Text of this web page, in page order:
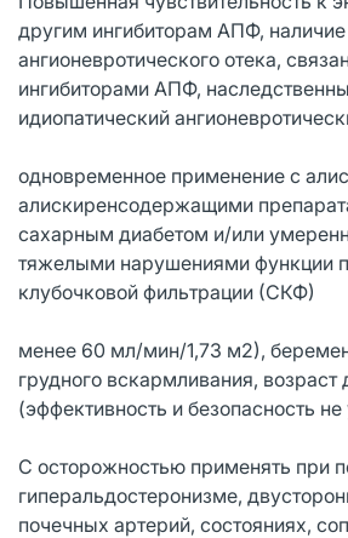
другим ингибиторам АПФ,
ангионевротического отека,
ингибиторами АПФ,
идиопатический
одновременное применение с
алискиренсодержащими
сахарным диабетом и/или
тяжелыми нарушениями функции
клубочковой фильтрации (СКФ)
менее 60 мл/мин/1,73 м2),
грудного вскармливания, возраст
(эффективность и безопасность
С осторожностью применять при
гиперальдостеронизме,
почечных артерий, состояниях,